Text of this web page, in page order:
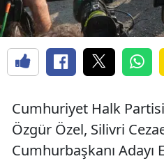
Cumhuriyet Halk
Özgür Özel, Silivri
Cumhurbaşkanı Adayı